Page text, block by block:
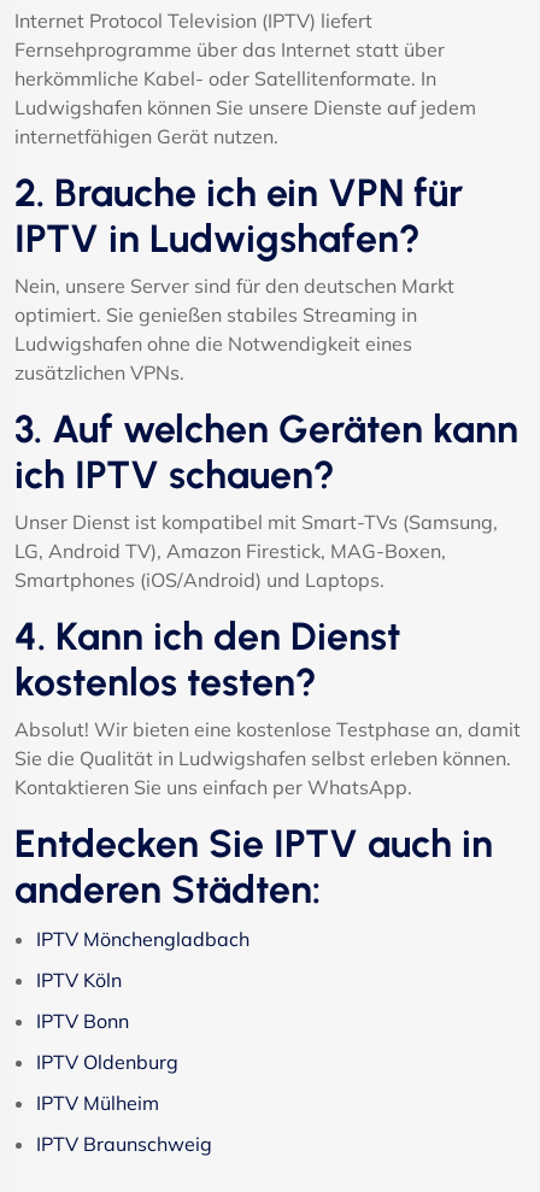
Internet Protocol Television (IPTV) liefert
Fernsehprogramme über das Internet statt über
herkömmliche Kabel- oder Satellitenformate. In
Ludwigshafen können Sie unsere Dienste auf jedem
internetfähigen Gerät nutzen.
2. Brauche ich ein VPN für
IPTV in Ludwigshafen?
Nein, unsere Server sind für den deutschen Markt
optimiert. Sie genießen stabiles Streaming in
Ludwigshafen ohne die Notwendigkeit eines
zusätzlichen VPNs.
3. Auf welchen Geräten kann
ich IPTV schauen?
Unser Dienst ist kompatibel mit Smart-TVs (Samsung,
LG, Android TV), Amazon Firestick, MAG-Boxen,
Smartphones (iOS/Android) und Laptops.
4. Kann ich den Dienst
kostenlos testen?
Absolut! Wir bieten eine kostenlose Testphase an, damit
Sie die Qualität in Ludwigshafen selbst erleben können.
Kontaktieren Sie uns einfach per WhatsApp.
Entdecken Sie IPTV auch in
anderen Städten:
IPTV Mönchengladbach
IPTV Köln
IPTV Bonn
IPTV Oldenburg
IPTV Mülheim
IPTV Braunschweig